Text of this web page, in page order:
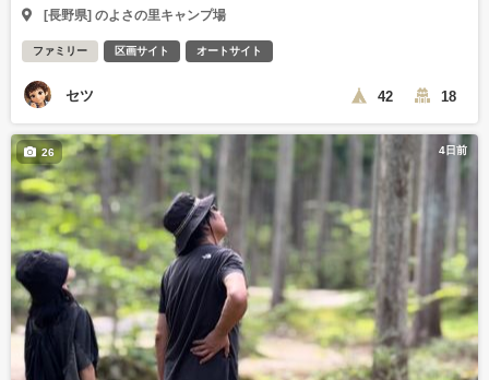
[長野県] のよさの里キャンプ場
ファミリー 区画サイト オートサイト
セツ 42 18
4日前
26